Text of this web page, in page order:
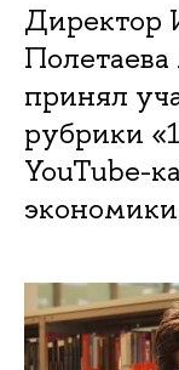
Директор
принял
рубрики
YouTube-